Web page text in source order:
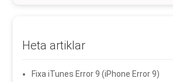
Heta artiklar
Fixa iTunes Error 9 (iPhone Error 9)